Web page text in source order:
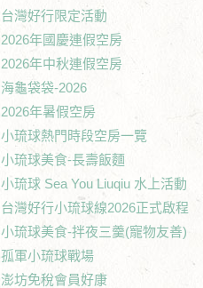
台灣好行限定活動
2026年國慶連假空房
2026年中秋連假空房
海龜袋袋-2026
2026年暑假空房
小琉球熱門時段空房一覽
小琉球美食-長壽飯麵
小琉球 Sea You Liuqiu 水上活動
台灣好行小琉球線2026正式啟程
小琉球美食-拌夜三羹(寵物友善)
孤軍小琉球戰場
澎坊免稅會員好康